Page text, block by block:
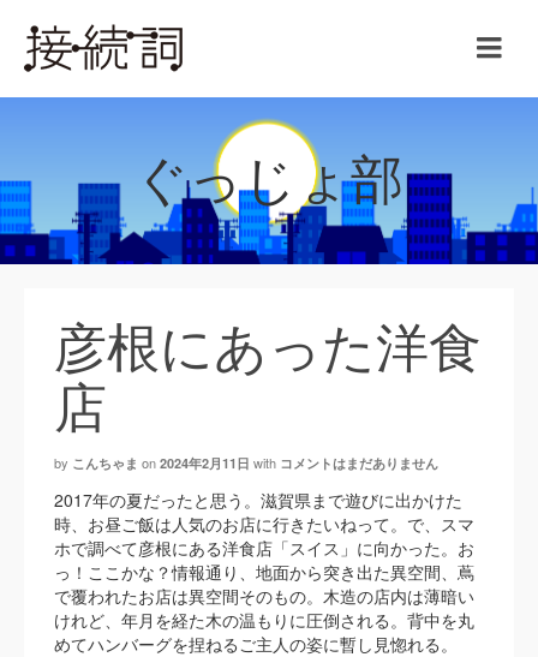
ぐっじょ部
彦根にあった洋食
店
by こんちゃま on 2024年2月11日 with コメントはまだありません
2017年の夏だったと思う。滋賀県まで遊びに出かけた
時、お昼ご飯は人気のお店に行きたいねって。で、スマ
ホで調べて彦根にある洋食店「スイス」に向かった。お
っ！ここかな？情報通り、地面から突き出た異空間、蔦
で覆われたお店は異空間そのもの。木造の店内は薄暗い
けれど、年月を経た木の温もりに圧倒される。背中を丸
めてハンバーグを捏ねるご主人の姿に暫し見惚れる。